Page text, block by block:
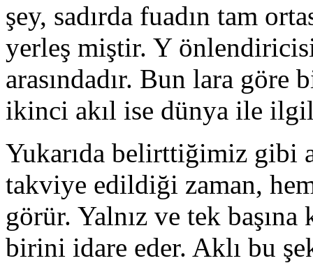
şey, sadırda fuadın tam
yerleş miştir. Y
arasındadır. Bun lara
ikinci akıl ise dünya ile
Yukarıda belirttiğimiz gibi
takviye edildiği zaman,
görür. Yalnız ve tek
birini idare eder. Aklı bu